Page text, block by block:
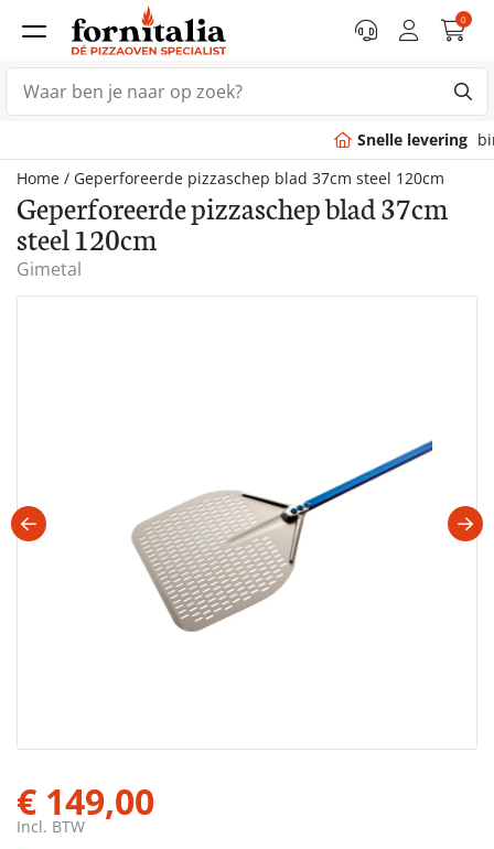
0
binnen 7 dagen
Home / Geperforeerde pizzaschep blad 37cm steel 120cm
Geperforeerde pizzaschep blad 37cm
steel 120cm
Gimetal
€ 149,00
Incl. BTW